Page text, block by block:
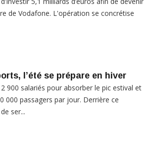
de Vodafone. L'opération se concrétise
l’été se prépare en hiver
900 salariés pour absorber le pic estival et
000 passagers par jour. Derrière ce
ser...